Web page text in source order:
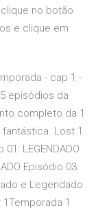
no botão
e clique em
- cap 1 -
episódios da
completo da 1
Lost 1
LEGENDADO
Episódio 03:
e Legendado
1